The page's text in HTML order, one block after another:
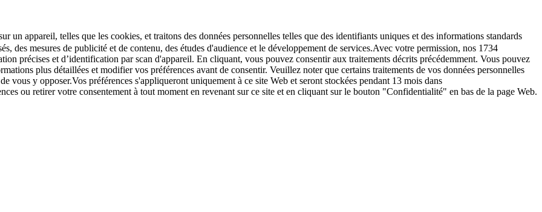
un appareil, telles que les cookies, et traitons des données personnelles telles que des identifiants uniques et des informations standards
des mesures de publicité et de contenu, des études d'audience et le développement de services.Avec votre permission, nos 1734
précises et d’identification par scan d'appareil. En cliquant, vous pouvez consentir aux traitements décrits précédemment. Vous pouvez
plus détaillées et modifier vos préférences avant de consentir. Veuillez noter que certains traitements de vos données personnelles
vous y opposer.Vos préférences s'appliqueront uniquement à ce site Web et seront stockées pendant 13 mois dans
ou retirer votre consentement à tout moment en revenant sur ce site et en cliquant sur le bouton "Confidentialité" en bas de la page Web.